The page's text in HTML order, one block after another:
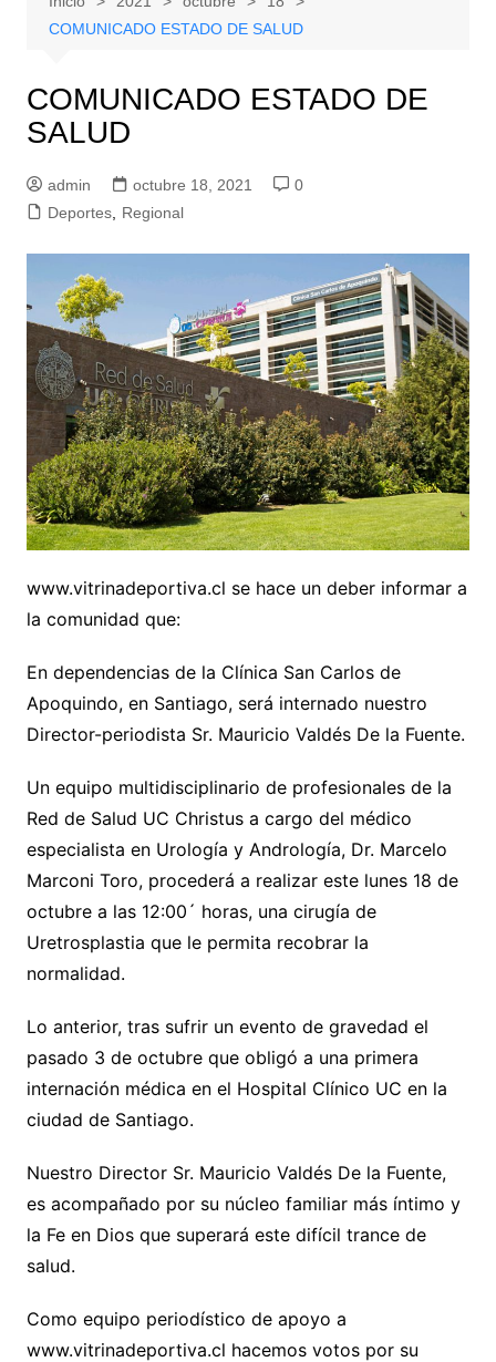
COMUNICADO ESTADO DE SALUD
COMUNICADO ESTADO DE
SALUD
admin octubre 18, 2021
0
Deportes, Regional
www.vitrinadeportiva.cl se hace un deber informar a
la comunidad que:
En dependencias de la Clínica San Carlos de
Apoquindo, en Santiago, será internado nuestro
Director-periodista Sr. Mauricio Valdés De la Fuente.
Un equipo multidisciplinario de profesionales de la
Red de Salud UC Christus a cargo del médico
especialista en Urología y Andrología, Dr. Marcelo
Marconi Toro, procederá a realizar este lunes 18 de
octubre a las 12:00´ horas, una cirugía de
Uretrosplastia que le permita recobrar la
normalidad.
Lo anterior, tras sufrir un evento de gravedad el
pasado 3 de octubre que obligó a una primera
internación médica en el Hospital Clínico UC en la
ciudad de Santiago.
Nuestro Director Sr. Mauricio Valdés De la Fuente,
es acompañado por su núcleo familiar más íntimo y
la Fe en Dios que superará este difícil trance de
salud.
Como equipo periodístico de apoyo a
www.vitrinadeportiva.cl hacemos votos por su